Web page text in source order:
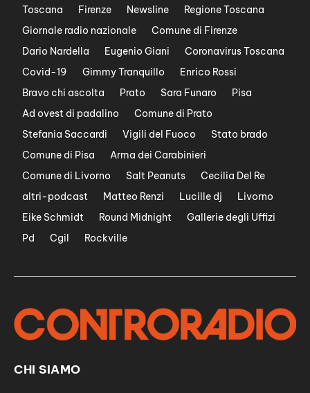
Toscana Firenze Newsline
Regione Toscana
Giornale radio nazionale
Comune di Firenze
Dario Nardella
Eugenio Giani
Coronavirus Toscana
Covid-19
Gimmy Tranquillo
Enrico Rossi
Bravo chi ascolta
Prato Sara Funaro
Pisa
Ad ovest di padalino
Comune di Prato
Stefania Saccardi
Vigili del Fuoco
Stato brado
Comune di Pisa
Arma dei Carabinieri
Comune di Livorno
Salt Peanuts
Cecilia Del Re
altri-podcast
Matteo Renzi Lucille dj
Livorno
Eike Schmidt
Round Midnight
Gallerie degli Uffizi
Pd
Cgil Rockville
CHI SIAMO